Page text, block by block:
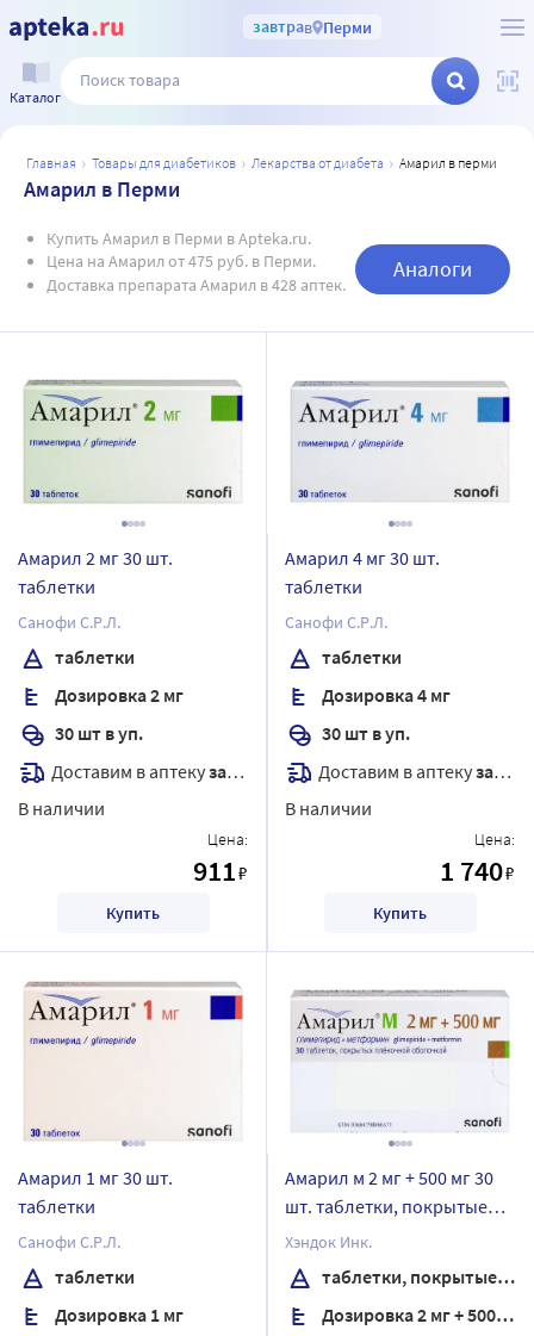
завтрав Перми
Каталог
главная товары для диабетиков лекарства от диабета амарил в перми
Амарил в Перми
Купить Амарил в Перми в Apteka.ru.
Цена на Амарил от 475 руб. в Перми.
Доставка препарата Амарил в 428 аптек.
Аналоги
Амарил 2 мг 30 шт.
таблетки
Санофи С.Р.Л.
таблетки
Дозировка 2 мг
30 шт в уп.
Доставим в аптекузавтра
В наличии
Цена:
911₽
Купить
Амарил 4 мг 30 шт.
таблетки
Санофи С.Р.Л.
таблетки
Дозировка 4 мг
30 шт в уп.
Доставим в аптекузавтра
В наличии
Цена:
1 740₽
Купить
Амарил 1 мг 30 шт.
таблетки
Санофи С.Р.Л.
таблетки
Дозировка 1 мг
Амарил м 2 мг + 500 мг 30
шт. таблетки, покрытые
пленочной оболочкой
Хэндок Инк.
таблетки, покрытые пленочной оболочкой
Дозировка 2 мг + 500 мг